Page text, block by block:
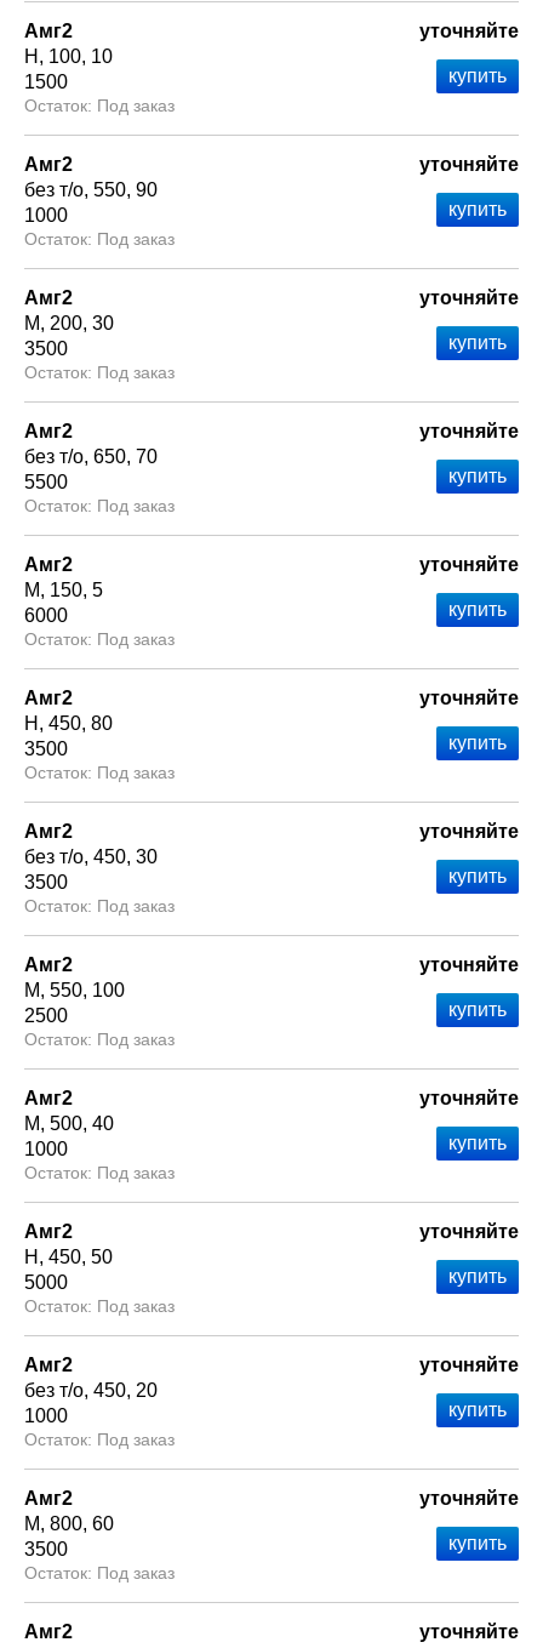
Амг2
Н
100 10
1500
Под заказ
уточняйте
Амг2
без т/о 550 90
1000
Под заказ
уточняйте
Амг2
М
200 30
3500
Под заказ
уточняйте
Амг2
без т/о 650 70
5500
Под заказ
уточняйте
Амг2
М
150 5
6000
Под заказ
уточняйте
Амг2
Н
450 80
3500
Под заказ
уточняйте
Амг2
без т/о 450 30
3500
Под заказ
уточняйте
Амг2
М 550 100
2500
Под заказ
уточняйте
Амг2
М 500 40
1000
Под заказ
уточняйте
Амг2
Н
450 50
5000
Под заказ
уточняйте
Амг2
без т/о 450 20
1000
Под заказ
уточняйте
Амг2
М 800 60
3500
Под заказ
уточняйте
Амг2
уточняйте